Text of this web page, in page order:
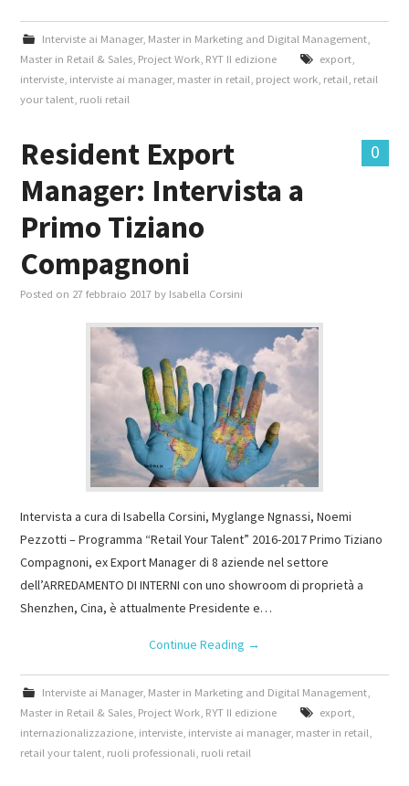
Interviste ai Manager, Master in Marketing and Digital Management,
Master in Retail & Sales Project Work RYT II edizione export,
interviste interviste ai manager, master in retail project work retail retail
your talent ruoli retail
0
Resident Export
Manager: Intervista a
Primo Tiziano
Compagnoni
Posted on 27 febbraio 2017 by Isabella Corsini
Intervista a cura di Isabella Corsini, Myglange Ngnassi, Noemi
Pezzotti – Programma “Retail Your Talent” 2016-2017 Primo Tiziano
Compagnoni, ex Export Manager di 8 aziende nel settore
dell’ARREDAMENTO DI INTERNI con uno showroom di proprietà a
Shenzhen, Cina, è attualmente Presidente e…
Continue Reading →
Interviste ai Manager, Master in Marketing and Digital Management,
Master in Retail & Sales Project Work RYT II edizione export,
internazionalizzazione interviste interviste ai manager, master in retail
retail your talent ruoli professionali ruoli retail